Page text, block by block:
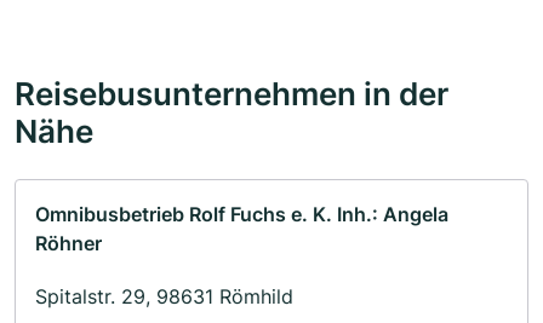
Reisebusunternehmen in der
Nähe
Omnibusbetrieb Rolf Fuchs e. K. Inh.: Angela
Röhner
Spitalstr. 29, 98631 Römhild